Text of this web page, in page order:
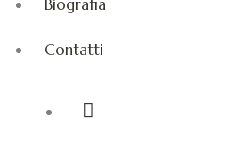
Biografia
Contatti